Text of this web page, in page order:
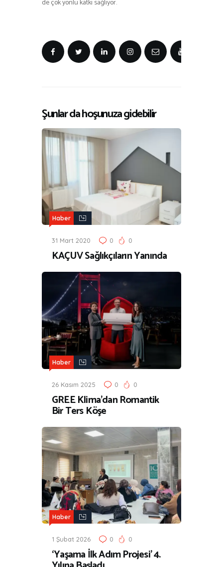
de çok yönlü katkı sağlıyor.
Şunlar da hoşunuza gidebilir
Haber
31 Mart 2020 0 0
KAÇUV Sağlıkçıların Yanında
Haber
26 Kasım 2025 0 0
GREE Klima’dan Romantik
Bir Ters Köşe
Haber
1 Şubat 2026 0 0
‘Yaşama İlk Adım Projesi’ 4.